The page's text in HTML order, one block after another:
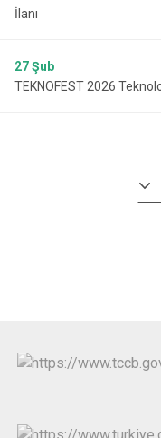
İlanı
27Şub
TEKNOFEST 2026